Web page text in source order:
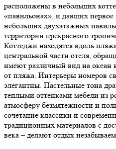
расположены в небольших
«павильонах», и давших первое
небольших двухэтажных
территории прекрасного
Коттеджи находятся вдоль
центральной части отеля,
имеют различный вид на океан
от пляжа. Интерьеры номеров
элегантны. Пастельные тона
теплыми оттенками мебели из
атмосферу безмятежности и
сочетание классики и
традиционных материалов с
века – делают отдых